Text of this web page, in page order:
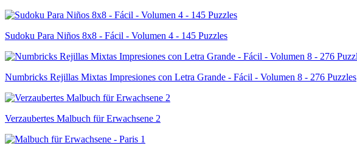
Sudoku Para Niños 8x8 - Fácil - Volumen 4 - 145 Puzzles
Numbricks Rejillas Mixtas Impresiones con Letra Grande - Fácil - Volumen 8 - 276 Puzzles
Verzaubertes Malbuch für Erwachsene 2